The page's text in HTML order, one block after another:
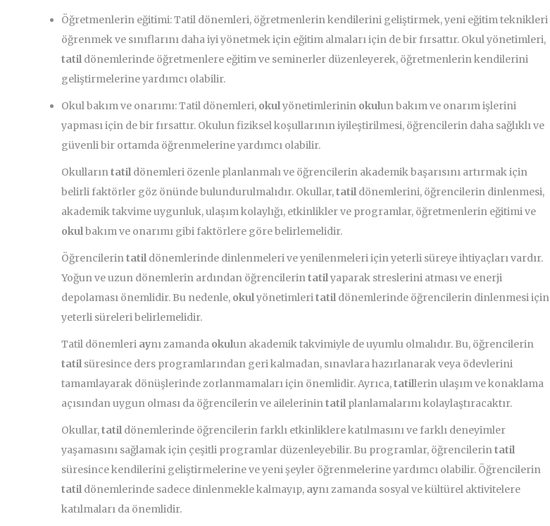
Öğretmenlerin eğitimi: Tatil dönemleri, öğretmenlerin kendilerini geliştirmek, yeni eğitim teknikleri
öğrenmek ve sınıflarını daha iyi yönetmek için eğitim almaları için de bir fırsattır. Okul yönetimleri,
tatil dönemlerinde öğretmenlere eğitim ve seminerler düzenleyerek, öğretmenlerin kendilerini
geliştirmelerine yardımcı olabilir.
Okul bakım ve onarımı: Tatil dönemleri, okulyönetimlerinin okulun bakım ve onarım işlerini
yapması için de bir fırsattır. Okulun fiziksel koşullarının iyileştirilmesi, öğrencilerin daha sağlıklı ve
güvenli bir ortamda öğrenmelerine yardımcı olabilir.
Okullarıntatil dönemleri özenle planlanmalı ve öğrencilerin akademik başarısını artırmak için
belirli faktörler göz önünde bulundurulmalıdır. Okullar,tatil dönemlerini, öğrencilerin dinlenmesi,
akademik takvime uygunluk, ulaşım kolaylığı, etkinlikler ve programlar, öğretmenlerin eğitimi ve
okulbakım ve onarımı gibi faktörlere göre belirlemelidir.
Öğrencilerintatil dönemlerinde dinlenmeleri ve yenilenmeleri için yeterli süreye ihtiyaçları vardır.
Yoğun ve uzun dönemlerin ardından öğrencilerintatilyaparak streslerini atması ve enerji
depolaması önemlidir. Bu nedenle, okulyönetimleritatil dönemlerinde öğrencilerin dinlenmesi için
yeterli süreleri belirlemelidir.
Tatil dönemleri aynı zamanda okulun akademik takvimiyle de uyumlu olmalıdır. Bu, öğrencilerin
tatil süresince ders programlarından geri kalmadan, sınavlara hazırlanarak veya ödevlerini
tamamlayarak dönüşlerinde zorlanmamaları için önemlidir. Ayrıca,tatillerin ulaşım ve konaklama
açısından uygun olması da öğrencilerin ve ailelerinintatil planlamalarını kolaylaştıracaktır.
Okullar,tatil dönemlerinde öğrencilerin farklı etkinliklere katılmasını ve farklı deneyimler
yaşamasını sağlamak için çeşitli programlar düzenleyebilir. Bu programlar, öğrencilerintatil
süresince kendilerini geliştirmelerine ve yeni şeyler öğrenmelerine yardımcı olabilir. Öğrencilerin
tatil dönemlerinde sadece dinlenmekle kalmayıp, aynı zamanda sosyal ve kültürel aktivitelere
katılmaları da önemlidir.